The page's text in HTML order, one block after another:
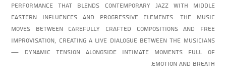
performance that blends contemporary jazz with Middle
Eastern influences and progressive elements. The music
moves between carefully crafted compositions and free
improvisation, creating a live dialogue between the musicians
— dynamic tension alongside intimate moments full of
emotion and breath.